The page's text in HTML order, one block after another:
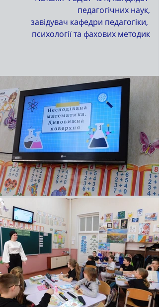
педагогічних наук,
завідувач кафедри педагогіки,
психології та фахових методик